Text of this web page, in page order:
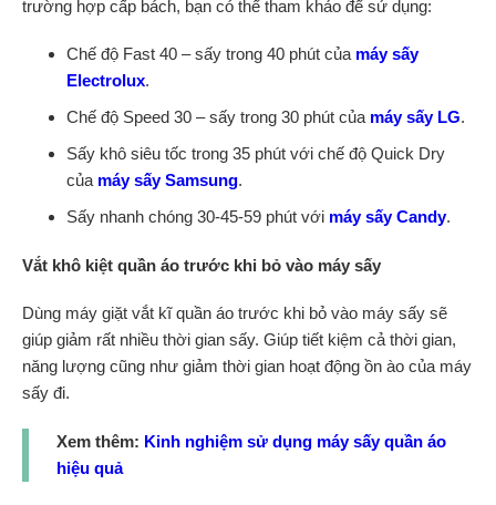
trường hợp cấp bách, bạn có thể tham khảo để sử dụng:
Chế độ Fast 40 – sấy trong 40 phút của máy sấy
Electrolux.
Chế độ Speed 30 – sấy trong 30 phút của máy sấy LG.
Sấy khô siêu tốc trong 35 phút với chế độ Quick Dry
của máy sấy Samsung.
Sấy nhanh chóng 30-45-59 phút với máy sấy Candy.
Vắt khô kiệt quần áo trước khi bỏ vào máy sấy
Dùng máy giặt vắt kĩ quần áo trước khi bỏ vào máy sấy sẽ
giúp giảm rất nhiều thời gian sấy. Giúp tiết kiệm cả thời gian,
năng lượng cũng như giảm thời gian hoạt động ồn ào của máy
sấy đi.
Xem thêm: Kinh nghiệm sử dụng máy sấy quần áo
hiệu quả